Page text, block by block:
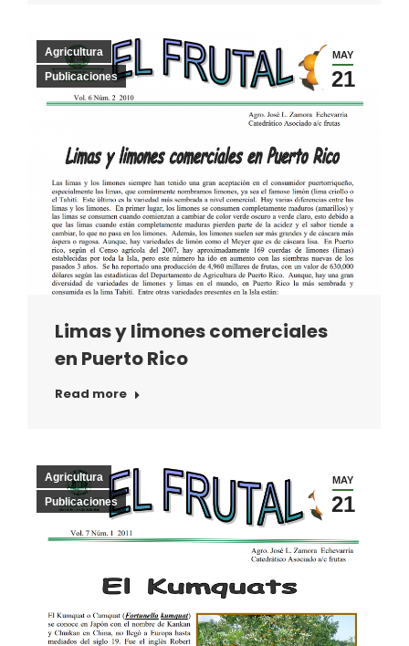
MAY
21
Agricultura
Publicaciones
Limas y limones comerciales
en Puerto Rico
Read more
MAY
21
Agricultura
Publicaciones